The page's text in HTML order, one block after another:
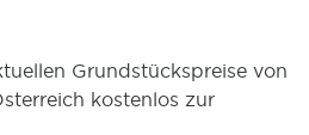
Grundstückspreise von
kostenlos zur